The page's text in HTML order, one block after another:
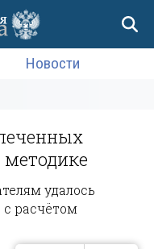
Новости
методике
удалось
с расчётом